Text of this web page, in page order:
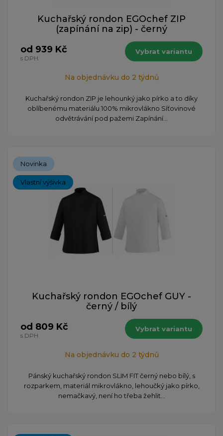
Kuchařský rondon EGOchef ZIP
(zapínání na zip) - černý
od 939 Kč
s DPH
Vybrat variantu
Na objednávku do 2 týdnů
​Kuchařský rondon ZIP je lehounký jako pírko a to díky
oblíbenému materiálu 100% mikrovlákno Síťovinové
odvětrávání pod pažemi Zapínání...
Novinka
Vlastní výšivka
Kuchařský rondon EGOchef GUY -
černý / bílý
od 809 Kč
s DPH
Vybrat variantu
Na objednávku do 2 týdnů
Pánský kuchařský rondon SLIM FIT černý nebo bílý, s
rozparkem, materiál mikrovlákno, lehoučký jako pírko,
nemačkavý, není ho třeba žehlit...